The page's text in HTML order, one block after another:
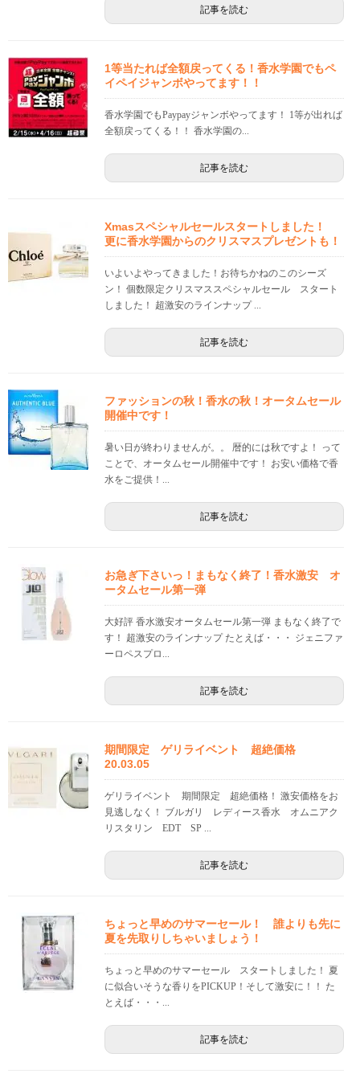
記事を読む
1等当たれば全額戻ってくる！香水学園でもペ
イペイジャンボやってます！！
香水学園でもPaypayジャンボやってます！ 1等が出れば
全額戻ってくる！！ 香水学園の...
記事を読む
Xmasスペシャルセールスタートしました！
更に香水学園からのクリスマスプレゼントも！
いよいよやってきました！お待ちかねのこのシーズ
ン！ 個数限定クリスマススペシャルセール スタート
しました！ 超激安のラインナップ ...
記事を読む
ファッションの秋！香水の秋！オータムセール
開催中です！
暑い日が終わりませんが。。 暦的には秋ですよ！ って
ことで、オータムセール開催中です！ お安い価格で香
水をご提供！...
記事を読む
お急ぎ下さいっ！まもなく終了！香水激安 オ
ータムセール第一弾
大好評 香水激安オータムセール第一弾 まもなく終了で
す！ 超激安のラインナップ たとえば・・・ ジェニファ
ーロペスプロ...
記事を読む
期間限定 ゲリライベント 超絶価格
20.03.05
ゲリライベント 期間限定 超絶価格！ 激安価格をお
見逃しなく！ ブルガリ レディース香水 オムニアク
リスタリン EDT SP ...
記事を読む
ちょっと早めのサマーセール！ 誰よりも先に
夏を先取りしちゃいましょう！
ちょっと早めのサマーセール スタートしました！ 夏
に似合いそうな香りをPICKUP！そして激安に！！ た
とえば・・・...
記事を読む